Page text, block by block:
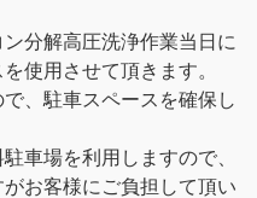
分解高圧洗浄作業当日に
使用させて頂きます。
、駐車スペースを確保し
車場を利用しますので、
お客様にご負担して頂い